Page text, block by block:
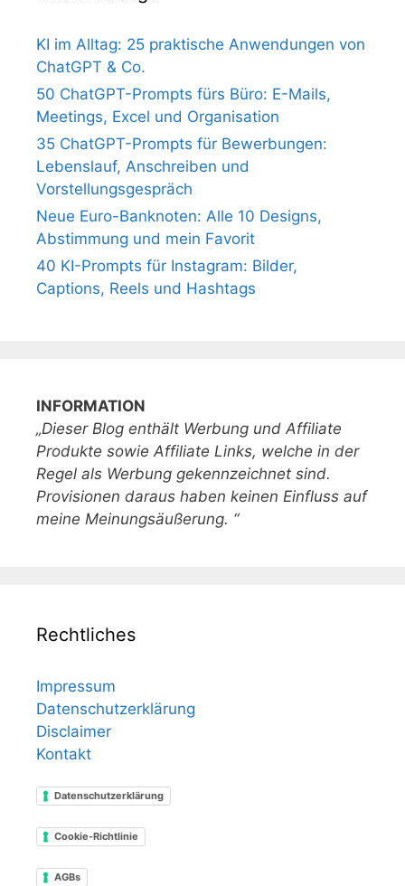
KI im Alltag: 25 praktische Anwendungen von
ChatGPT & Co.
50 ChatGPT-Prompts fürs Büro: E-Mails,
Meetings, Excel und Organisation
35 ChatGPT-Prompts für Bewerbungen:
Lebenslauf, Anschreiben und
Vorstellungsgespräch
Neue Euro-Banknoten: Alle 10 Designs,
Abstimmung und mein Favorit
40 KI-Prompts für Instagram: Bilder,
Captions, Reels und Hashtags
INFORMATION
„Dieser Blog enthält Werbung und Affiliate
Produkte sowie Affiliate Links, welche in der
Regel als Werbung gekennzeichnet sind.
Provisionen daraus haben keinen Einfluss auf
meine Meinungsäußerung. “
Rechtliches
Impressum
Datenschutzerklärung
Disclaimer
Kontakt
Datenschutzerklärung
Cookie-Richtlinie
AGBs